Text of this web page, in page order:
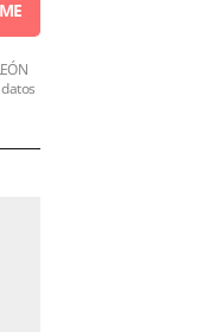
datos